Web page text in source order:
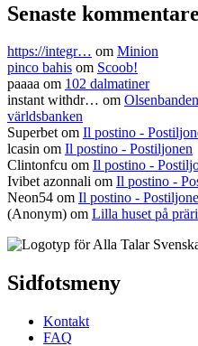
Senaste
https://integr… om Minion
pinco bahis om Scoob!
paaaa om 102 dalmatiner
instant withdr… om
världsbanken
Superbetom Il postino -
lcasin om Il postino - Postiljonen
Clintonfcu om Il postino -
Ivibet azonnali om Il postino -
Neon54 om Il postino -
(Anonym) om Lilla huset på
Sidfotsmeny
Kontakt
FAQ